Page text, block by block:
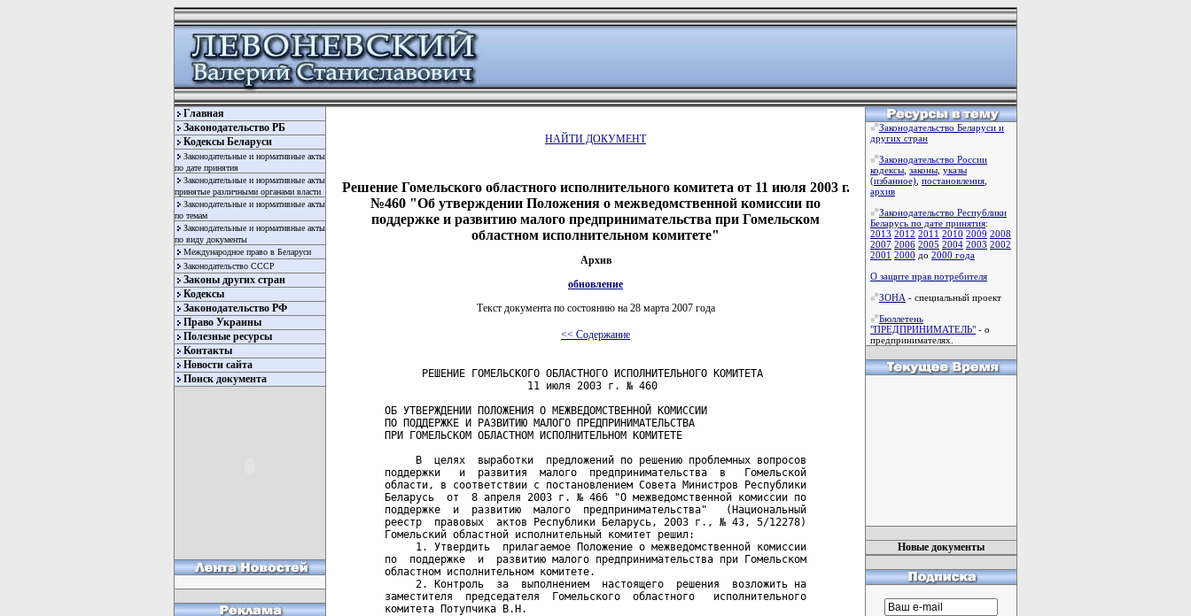
Главная
Законодательство РБ
Кодексы Беларуси
Законодательные и нормативные акты
по дате принятия
Законодательные и нормативные акты
принятые различными органами власти
Законодательные и нормативные акты
по темам
Законодательные и нормативные акты
по виду документы
Международное право в Беларуси
Законодательство СССР
Законы других стран
Кодексы
Законодательство РФ
Право Украины
Полезные ресурсы
Контакты
Новости сайта
Поиск документа
НАЙТИ ДОКУМЕНТ
Решение Гомельского областного исполнительного комитета от 11 июля 2003 г.
№460 "Об утверждении Положения о межведомственной комиссии по
поддержке и развитию малого предпринимательства при Гомельском
областном исполнительном комитете"
Архив
обновление
Текст документа по состоянию на 28 марта 2007 года
<< Содержание
      РЕШЕНИЕ ГОМЕЛЬСКОГО ОБЛАСТНОГО ИСПОЛНИТЕЛЬНОГО КОМИТЕТА
                       11 июля 2003 г. № 460
ОБ УТВЕРЖДЕНИИ ПОЛОЖЕНИЯ О МЕЖВЕДОМСТВЕННОЙ КОМИССИИ
ПО ПОДДЕРЖКЕ И РАЗВИТИЮ МАЛОГО ПРЕДПРИНИМАТЕЛЬСТВА
ПРИ ГОМЕЛЬСКОМ ОБЛАСТНОМ ИСПОЛНИТЕЛЬНОМ КОМИТЕТЕ
     В  целях  выработки  предложений по решению проблемных вопросов
поддержки   и  развития  малого  предпринимательства  в   Гомельской
области, в соответствии с постановлением Совета Министров Республики
Беларусь  от  8 апреля 2003 г. № 466 "О межведомственной комиссии по
поддержке  и  развитию  малого  предпринимательства"   (Национальный
реестр  правовых  актов Республики Беларусь, 2003 г., № 43, 5/12278)
Гомельский областной исполнительный комитет решил:
     1. Утвердить  прилагаемое Положение о межведомственной комиссии
по  поддержке  и  развитию малого предпринимательства при Гомельском
областном исполнительном комитете.
     2. Контроль  за  выполнением  настоящего  решения  возложить на
заместителя  председателя  Гомельского  областного   исполнительного
комитета Потупчика В.Н.
Законодательство Беларуси и
других стран
Законодательство России
кодексы законы указы
(избанное) постановления
архив
Законодательство Республики
Беларусь по дате принятия:
2013 2012 2011 2010 2009 2008
2007 2006 2005 2004 2003 2002
2001 2000 до 2000 года
О защите прав потребителя
ЗОНА - специальный проект
Бюллетень
"ПРЕДПРИНИМАТЕЛЬ" - о
предпринимателях.
Новые документы